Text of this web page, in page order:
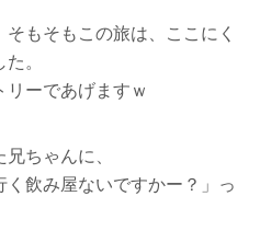
もそもこの旅は、ここにく
。
リーであげますｗ
ちゃんに、
く飲み屋ないですかー？」っ